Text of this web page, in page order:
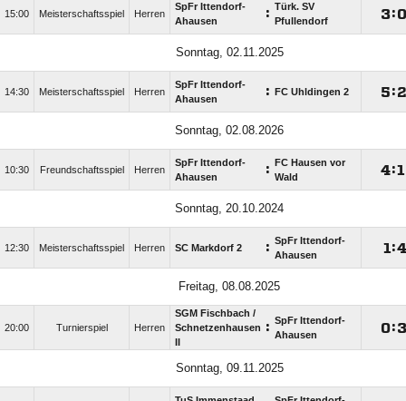
15:00 Meisterschaftsspiel Herren
SpFr Ittendorf-
Ahausen
: Türk. SV
Pfullendorf
:
Sonntag, 02.11.2025
14:30 Meisterschaftsspiel Herren
SpFr Ittendorf-
Ahausen
: FC Uhldingen 2 :
Sonntag, 02.08.2026
10:30 Freundschaftsspiel Herren
SpFr Ittendorf-
Ahausen
:
FC Hausen vor
Wald
:
Sonntag, 20.10.2024
12:30 Meisterschaftsspiel Herren SC Markdorf 2 : SpFr Ittendorf-
Ahausen
:
Freitag, 08.08.2025
20:00 Turnierspiel Herren
SGM Fischbach /​
Schnetzenhausen : SpFr Ittendorf-
Ahausen
:
Sonntag, 09.11.2025